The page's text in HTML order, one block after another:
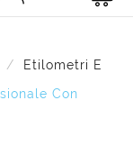
Etilometri E
Con